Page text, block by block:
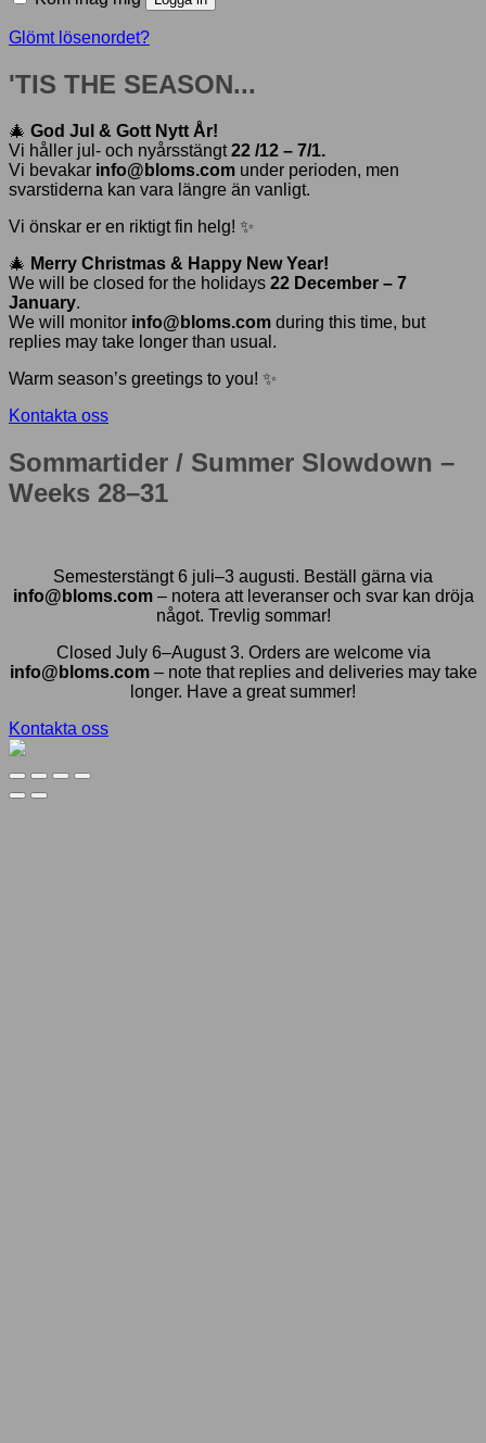
Glömt lösenordet?
'TIS THE SEASON...
🎄 God Jul & Gott Nytt År!
Vi håller jul- och nyårsstängt22 /12 – 7/1.
Vi bevakar info@bloms.com under perioden, men
svarstiderna kan vara längre än vanligt.
Vi önskar er en riktigt fin helg! ✨
🎄 Merry Christmas & Happy New Year!
We will be closed for the holidays 22 December – 7
January.
We will monitor info@bloms.com during this time, but
replies may take longer than usual.
Warm season’s greetings to you! ✨
Kontakta oss
Sommartider / Summer Slowdown –
Weeks 28–31
Semesterstängt 6 juli–3 augusti. Beställ gärna via
info@bloms.com– notera att leveranser och svar kan dröja
något. Trevlig sommar!
Closed July 6–August 3. Orders are welcome via
info@bloms.com– note that replies and deliveries may take
longer. Have a great summer!
Kontakta oss